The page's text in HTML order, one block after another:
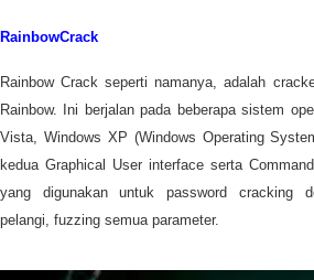
RainbowCrack
Rainbow Crack seperti namanya, adalah
Rainbow. Ini berjalan pada beberapa sistem
Vista, Windows XP (Windows Operating
kedua Graphical User interface serta
yang digunakan untuk password cracking
pelangi, fuzzing semua parameter.